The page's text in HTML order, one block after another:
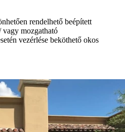
rendelhető beépített
vagy mozgatható
vezérlése beköthető okos